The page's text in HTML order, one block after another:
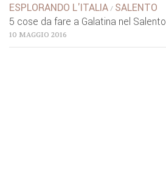
ESPLORANDO L'ITALIA / SALENTO
5 cose da fare a Galatina nel Salento
10 MAGGIO 2016